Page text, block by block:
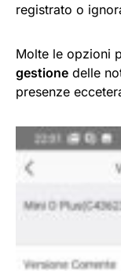
registrato o
Molte le opzioni
gestione delle
presenze